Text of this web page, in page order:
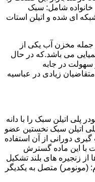
خانواده شامل: سبک
ای شده و اتیلن استات
جمله مخزن آب یکی از
می باشد.که در حال
در جابه
زیادی در عباسیه
پودر پلی اتیلن سبک را با دانه
اتیلن سبک نخستین عضو
دورانی از آن استفاده
با این ماده گسترش
از زنجیره های بلند تشکیل
(مونومر) متصل به یکدیگر